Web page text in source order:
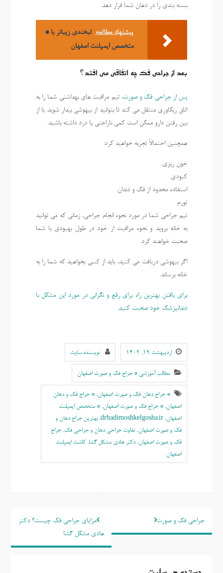
بسته بندی را در دهان شما قرار دهد.
پیشنهاد مطالعه لبخندی زیباتر با *
متخصص ایمپلنت اصفهان
بعد از جراحی فک چه اتفاقی می افتد؟
پس از جراحی فک و صورت، تیم مراقبت های بهداشتی شما را به
اتاق ریکاوری منتقل می کند تا بتوانید از بیهوشی بیدار شوید. با از
بین رفتن دارو ممکن است کمی ناراحتی یا درد داشته باشید.
همچنین احتمالاً تجربه خواهید کرد:
خون ریزی.
کبودی.
استفاده محدود از فک و دندان.
تورم.
تیم جراحی شما در مورد نحوه انجام جراحی، زمانی که می توانید
به خانه بروید و نحوه مراقبت از خود در طول بهبودی با شما
صحبت خواهند کرد.
اگر بیهوشی دریافت می کنید، باید از کسی بخواهید که شما را به
خانه برساند.
برای یافتن بهترین راه برای رفع و نگرانی در مورد این مشکل با
دندانپزشک خود صحبت کنید.
اردیبهشت ۱۹, ۱۴۰۲ نویسنده سایت
مطالب آموزشی * جراح فک و صورت اصفهان
* جراح دهان فک و صورت اصفهان, * جراح فک و دهان
اصفهان, * جراح فک و صورت اصفهان, * متخصص ایمپلنت
اصفهان,
drhadimoshkelgosha.ir
,بهترين جراح دهان و
فک و صورت اصفهان, تفاوت جراحی دهان و جراحی فک, جراح
فک و صورت اصفهان,دکتر هادی مشکل گشا,کاشت ایمپلنت
اصفهان
راهبری
نوشته
مزایای جراحی فک چیست؟ دکتر
هادی مشکل گشا
جراحی فک و صورت